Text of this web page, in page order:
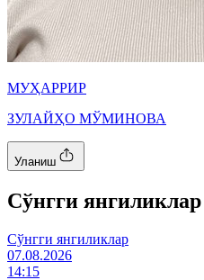
МУҲАРРИР
ЗУЛАЙҲО МЎМИНОВА
Уланиш
Cўнгги янгиликлар
Cўнгги янгиликлар
07.08.2026
14:15